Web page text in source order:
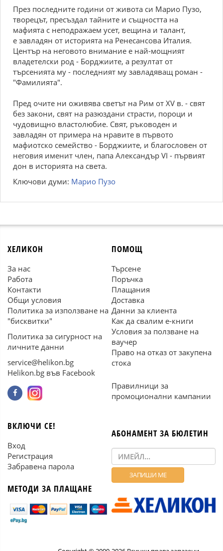
През последните години от живота си Марио Пузо,
творецът, пресъздал тайните и същността на
мафията с неподражаем усет, вещина и талант,
е завладян от историята на Ренесансова Италия.
Център на неговото внимание е най-мощният
владетелски род - Борджиите, а резултат от
търсенията му - последният му завладяващ роман -
"Фамилията".
Пред очите ни оживява светът на Рим от XV в. - свят
без закони, свят на разюздани страсти, пороци и
чудовищно властолюбие. Свят, ръководен и
завладян от примера на нравите в първото
мафиотско семейство - Борджиите, и благословен от
неговия именит член, папа Александър VI - първият
дон в историята на света.
Ключови думи: Марио Пузо
ХЕЛИКОН
За нас
Работа
Контакти
Общи условия
Политика за използване на
"бисквитки"
Политика за сигурност на
личните данни
service@helikon.bg
Helikon.bg във Facebook
ПОМОЩ
Търсене
Поръчка
Плащания
Доставка
Данни за клиента
Как да свалим е-книги
Условия за ползване на
ваучер
Право на отказ от закупена
стока
Правилници за
промоционални кампании
ВКЛЮЧИ СЕ!
Вход
Регистрация
Забравена парола
МЕТОДИ ЗА ПЛАЩАНЕ
АБОНАМЕНТ ЗА БЮЛЕТИН